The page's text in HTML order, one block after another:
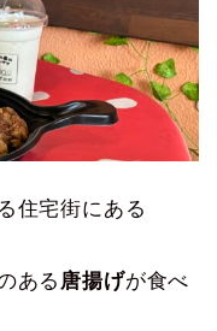
住宅街にある
ある 唐揚げが食べ